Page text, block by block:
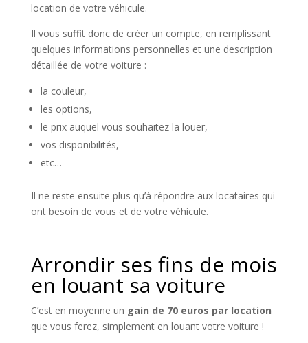
location de votre véhicule.
Il vous suffit donc de créer un compte, en remplissant
quelques informations personnelles et une description
détaillée de votre voiture :
la couleur,
les options,
le prix auquel vous souhaitez la louer,
vos disponibilités,
etc…
Il ne reste ensuite plus qu’à répondre aux locataires qui
ont besoin de vous et de votre véhicule.
Arrondir ses fins de mois
en louant sa voiture
C’est en moyenne un gain de 70 euros par location
que vous ferez, simplement en louant votre voiture !